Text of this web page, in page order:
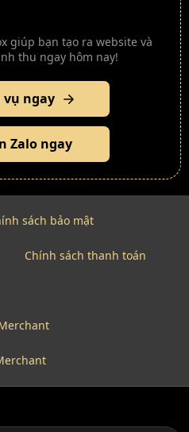
giúp bạn tạo ra website và
thu ngay hôm nay!
ngay
Zalo ngay
sách bảo mật
Chính sách thanh toán